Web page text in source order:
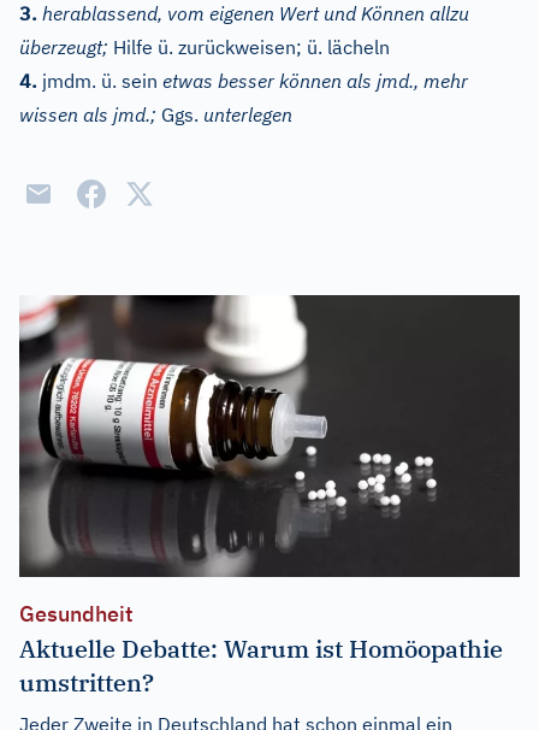
3. herablassend, vom eigenen Wert und Können allzu
überzeugt; Hilfe ü. zurückweisen; ü. lächeln
4. jmdm. ü. sein etwas besser können als jmd., mehr
wissen als jmd.; Ggs. unterlegen
Gesundheit
Aktuelle Debatte: Warum ist Homöopathie
umstritten?
Jeder Zweite in Deutschland hat schon einmal ein